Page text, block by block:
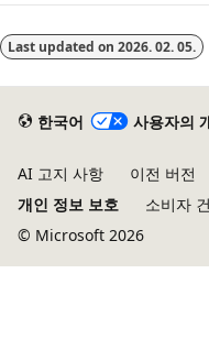
Last updated on 2026. 02. 05.
한국어 사용자의
AI 고지 사항 이전 버전
개인 정보 보호
소비자
© Microsoft 2026